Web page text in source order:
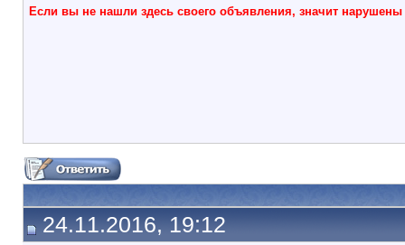
Если вы не нашли здесь своего объявления, значит
24.11.2016, 19:12